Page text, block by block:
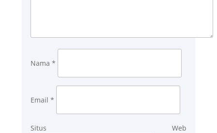
Nama *
Email *
Situs Web